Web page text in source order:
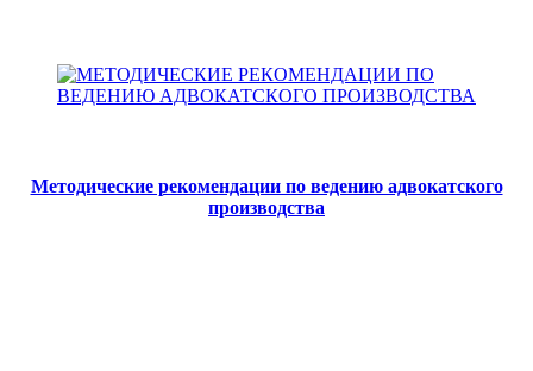
Методические рекомендации по ведению адвокатского
производства